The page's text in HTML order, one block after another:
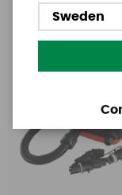
SUP Pump
Sweden